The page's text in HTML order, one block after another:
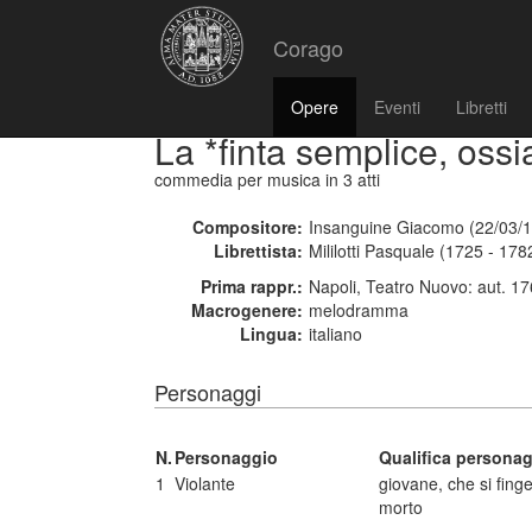
Corago
Opere Eventi Libretti
La *finta semplice,
commedia per musica in 3 atti
Compositore: Insanguine Giacomo (22/03/
Librettista: Mililotti Pasquale (1725 -
Prima rappr.: Napoli, Teatro Nuovo: aut.
Macrogenere: melodramma
Lingua: italiano
Personaggi
N. Personaggio
Qualifica
1 Violante
giovane, che si
morto